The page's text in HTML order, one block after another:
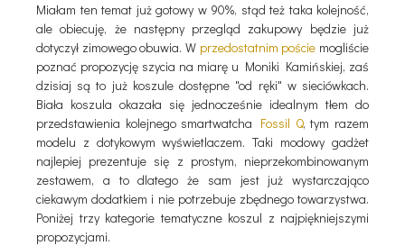
Miałam ten temat już gotowy w 90%, stąd też taka kolejność,
ale obiecuję, że następny przegląd zakupowy będzie już
dotyczył zimowego obuwia. W przedostatnim poście mogliście
poznać propozycję szycia na miarę u Moniki Kamińskiej, zaś
dzisiaj są to już koszule dostępne "od ręki" w sieciówkach.
Biała koszula okazała się jednocześnie idealnym tłem do
przedstawienia kolejnego smartwatcha Fossil Q, tym razem
modelu z dotykowym wyświetlaczem. Taki modowy gadżet
najlepiej prezentuje się z prostym, nieprzekombinowanym
zestawem, a to dlatego że sam jest już wystarczająco
ciekawym dodatkiem i nie potrzebuje zbędnego towarzystwa.
Poniżej trzy kategorie tematyczne koszul z najpiękniejszymi
propozycjami.